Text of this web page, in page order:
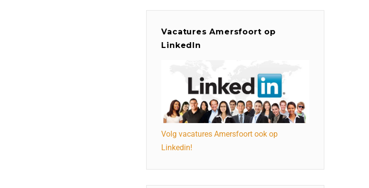
Vacatures Amersfoort op
LinkedIn
Volg vacatures Amersfoort ook op
Linkedin!